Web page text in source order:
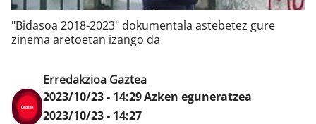
"Bidasoa 2018-2023" dokumentala astebetez gure
zinema aretoetan izango da
Erredakzioa Gaztea
2023/10/23 - 14:29Azken eguneratzea
2023/10/23 - 14:27